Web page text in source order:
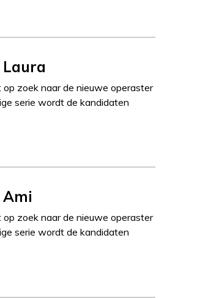
zoek naar de nieuwe operaster
serie wordt de kandidaten
zoek naar de nieuwe operaster
serie wordt de kandidaten